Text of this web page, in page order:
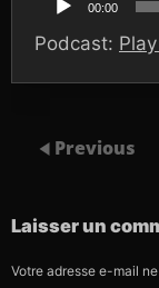
audio
00:00
Podcast:
Previous
Laisser un
Votre adresse e-mail